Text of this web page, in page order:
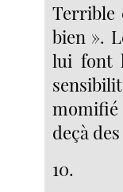
Terrible
bien ».
lui font
momifié
deçà
10.